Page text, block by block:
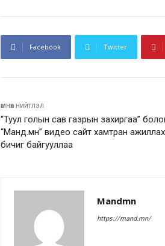
Facebook Twitter
өмнөх нийтлэл
“Туул голын сав газрын захиргаа”
“Манд.мн” видео сайт хамтран
бичиг байгууллаа
Mandmn
https://mand.mn/